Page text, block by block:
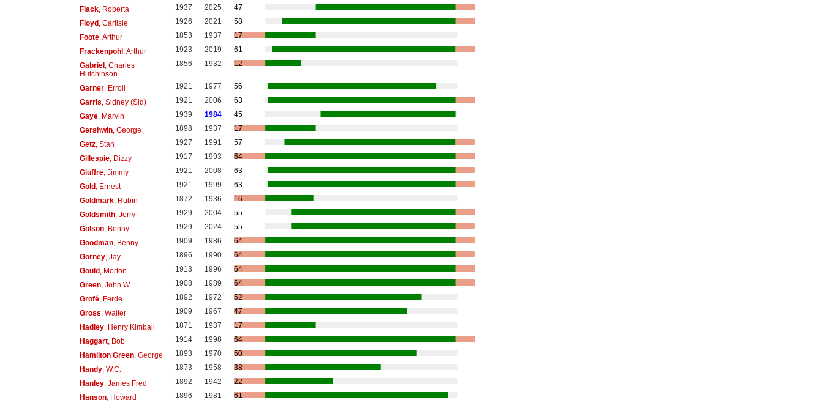
Flack, Roberta 1937 2025
47
Floyd, Carlisle 1926 2021
58
Foote, Arthur 1853 1937
17
Frackenpohl, Arthur 1923 2019
61
Gabriel, Charles
Hutchinson
1856 1932 12
Garner, Erroll 1921 1977
56
Garris , Sidney (Sid) 1921 2006
63
Gaye, Marvin 1939 1984
45
Gershwin, George 1898 1937
17
Getz, Stan 1927 1991
57
Gillespie, Dizzy 1917 1993
64
Giuffre, Jimmy 1921 2008
63
Gold, Ernest 1921 1999
63
Goldmark, Rubin 1872 1936
16
Goldsmith, Jerry 1929 2004
55
Golson, Benny 1929 2024
55
Goodman, Benny 1909 1986
64
Gorney, Jay 1896 1990
64
Gould, Morton 1913 1996
64
Green, John W. 1908 1989
64
Grofé, Ferde 1892 1972
52
Gross , Walter 1909 1967
47
Hadley, Henry Kimball 1871 1937
17
Haggart, Bob 1914 1998
64
Hamilton Green, George 1893 1970
50
Handy, W.C. 1873 1958
38
Hanley, James Fred 1892 1942
22
Hanson, Howard 1896 1981 61